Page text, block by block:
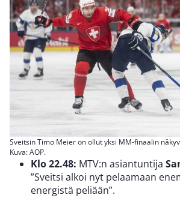
Sveitsin Timo Meier on ollut yksi MM-finaalin
Kuva: AOP.
Klo 22.48: MTV:n asiantuntija
”Sveitsi alkoi nyt pelaamaan
energistä peliään”.